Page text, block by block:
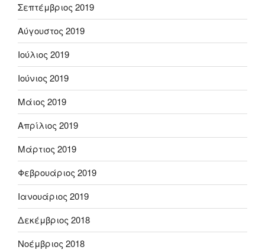
Σεπτέμβριος 2019
Αύγουστος 2019
Ιούλιος 2019
Ιούνιος 2019
Μάιος 2019
Απρίλιος 2019
Μάρτιος 2019
Φεβρουάριος 2019
Ιανουάριος 2019
Δεκέμβριος 2018
Νοέμβριος 2018